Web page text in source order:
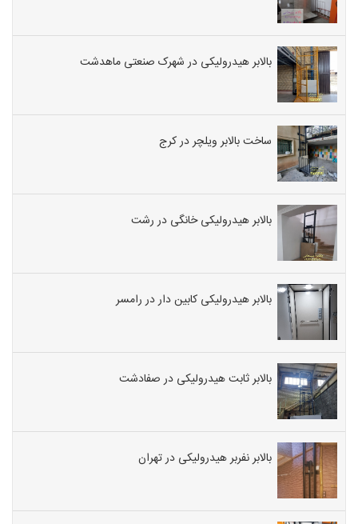
بالابر هیدرولیکی در شهرک صنعتی ماهدشت
ساخت بالابر ویلچر در کرج
بالابر هیدرولیکی خانگی در رشت
بالابر هیدرولیکی کابین دار در رامسر
بالابر ثابت هیدرولیکی در صفادشت
بالابر نفربر هیدرولیکی در تهران